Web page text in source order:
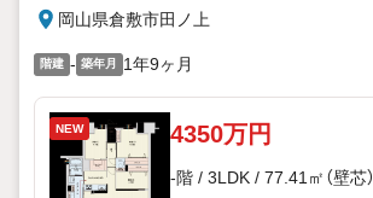
岡山県倉敷市田ノ上
階建 - 築年月 1年9ヶ月
NEW 4350万円
-階 / 3LDK / 77.41㎡（壁芯）